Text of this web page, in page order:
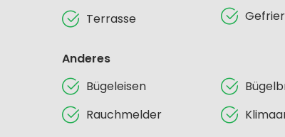
Terrasse
Anderes
Bügeleisen
Rauchmelder